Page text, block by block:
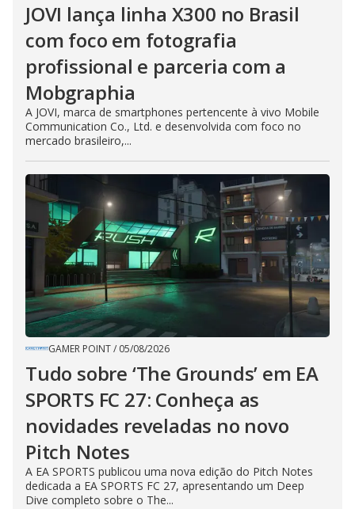
JOVI lança linha X300 no Brasil
com foco em fotografia
profissional e parceria com a
Mobgraphia
A JOVI, marca de smartphones pertencente à vivo Mobile
Communication Co., Ltd. e desenvolvida com foco no
mercado brasileiro,...
GAMER POINT/ 05/08/2026
Tudo sobre ‘The Grounds’ em EA
SPORTS FC 27: Conheça as
novidades reveladas no novo
Pitch Notes
A EA SPORTS publicou uma nova edição do Pitch Notes
dedicada a EA SPORTS FC 27, apresentando um Deep
Dive completo sobre o The...